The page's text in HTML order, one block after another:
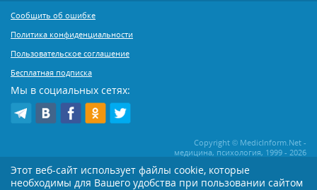
Сообщить об ошибке
Политика конфиденциальности
Пользовательское соглашение
Бесплатная подписка
Мы в социальных сетях:
Copyright © MedicInform.Net -
медицина, психология, 1999 - 2026
Копирование или иное распространение статей нашего сайта строго
Этот веб-сайт использует файлы cookie, которые
необходимы для Вашего удобства при пользовании сайтом